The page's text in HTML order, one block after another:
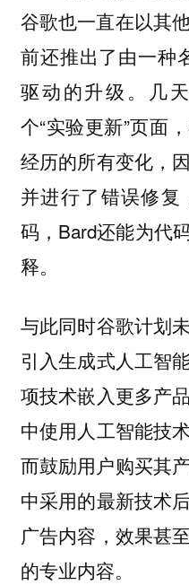
谷歌也一直在以其
前还推出了由一种
驱动的升级。几
个“实验更新”页面
经历的所有变化，
并进行了错误修
码，Bard还能为代
释。
与此同时谷歌计划
引入生成式人工智
项技术嵌入更多产
中使用人工智能技
而鼓励用户购买其
中采用的最新技术
广告内容， 效果甚
的专业内容。